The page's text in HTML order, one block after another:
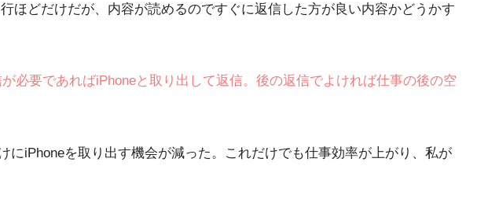
ほどだけだが、内容が読めるのですぐに返信した方が良い内容かどうかす
必要であればiPhoneと取り出して返信。後の返信でよければ仕事の後の空
iPhoneを取り出す機会が減った。これだけでも仕事効率が上がり、私が